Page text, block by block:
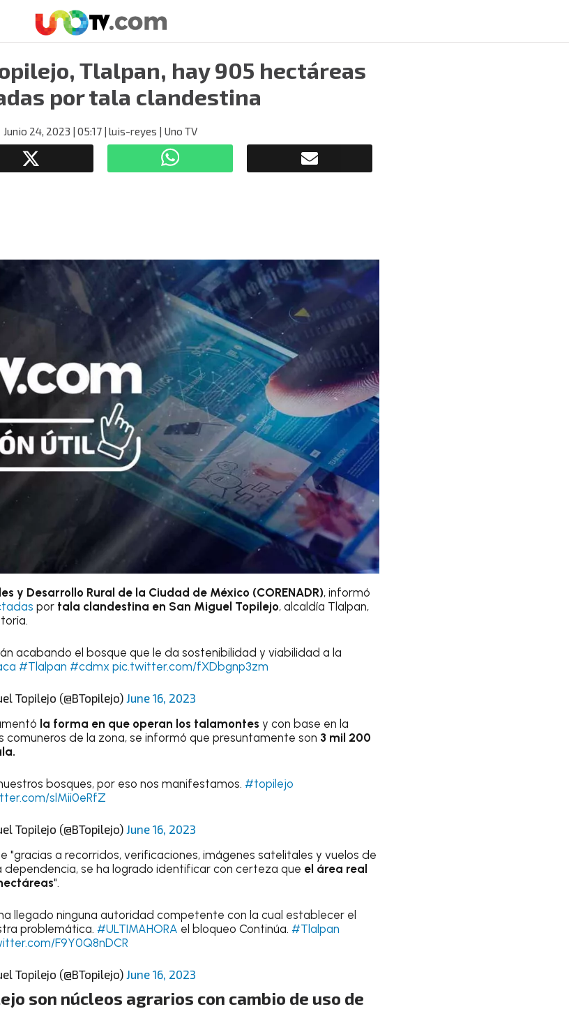
Tlalpan, hay 905 hectáreas
por tala clandestina
Junio 24, 2023 | 05:17 | luis-reyes | Uno TV
y Desarrollo Rural de la Ciudad de México (CORENADR), informó
por tala clandestina en San Miguel Topilejo, alcaldía Tlalpan,
acabando el bosque que le da sostenibilidad y viabilidad a la
#Tlalpan #cdmx pic.twitter.com/fXDbgnp3zm
Topilejo (@BTopilejo) June 16, 2023
la forma en que operan los talamontes y con base en la
de la zona, se informó que presuntamente son 3 mil 200
bosques, por eso nos manifestamos. #topilejo
slMii0eRfZ
Topilejo (@BTopilejo) June 16, 2023
"gracias a recorridos, verificaciones, imágenes satelitales y vuelos de
se ha logrado identificar con certeza que el área real
".
llegado ninguna autoridad competente con la cual establecer el
problemática. #ULTIMAHORA el bloqueo Continúa. #Tlalpan
F9Y0Q8nDCR
Topilejo (@BTopilejo) June 16, 2023
son núcleos agrarios con cambio de uso de